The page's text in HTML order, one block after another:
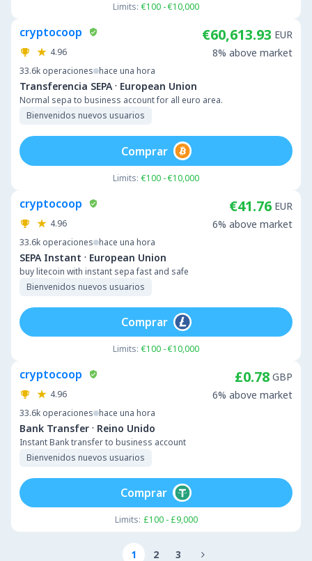
Limits: €100 - €10,000
cryptocoop
4.96
33.6k operaciones hace una hora
Transferencia SEPA · European Union
Normal sepa to business account for all euro area.
Bienvenidos nuevos usuarios
€60,613.93 EUR
8% above market
Limits: €100 - €10,000
Comprar
cryptocoop
4.96
33.6k operaciones hace una hora
SEPA Instant · European Union
buy litecoin with instant sepa fast and safe
Bienvenidos nuevos usuarios
€41.76 EUR
6% above market
Limits: €100 - €10,000
Comprar
cryptocoop
4.96
33.6k operaciones hace una hora
Bank Transfer · Reino Unido
Instant Bank transfer to business account
Bienvenidos nuevos usuarios
£0.78 GBP
6% above market
Limits: £100 - £9,000
Comprar
1 2 3 